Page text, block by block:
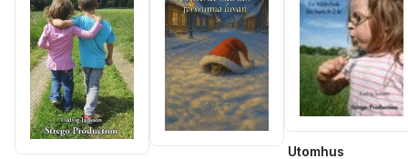
Utomhus